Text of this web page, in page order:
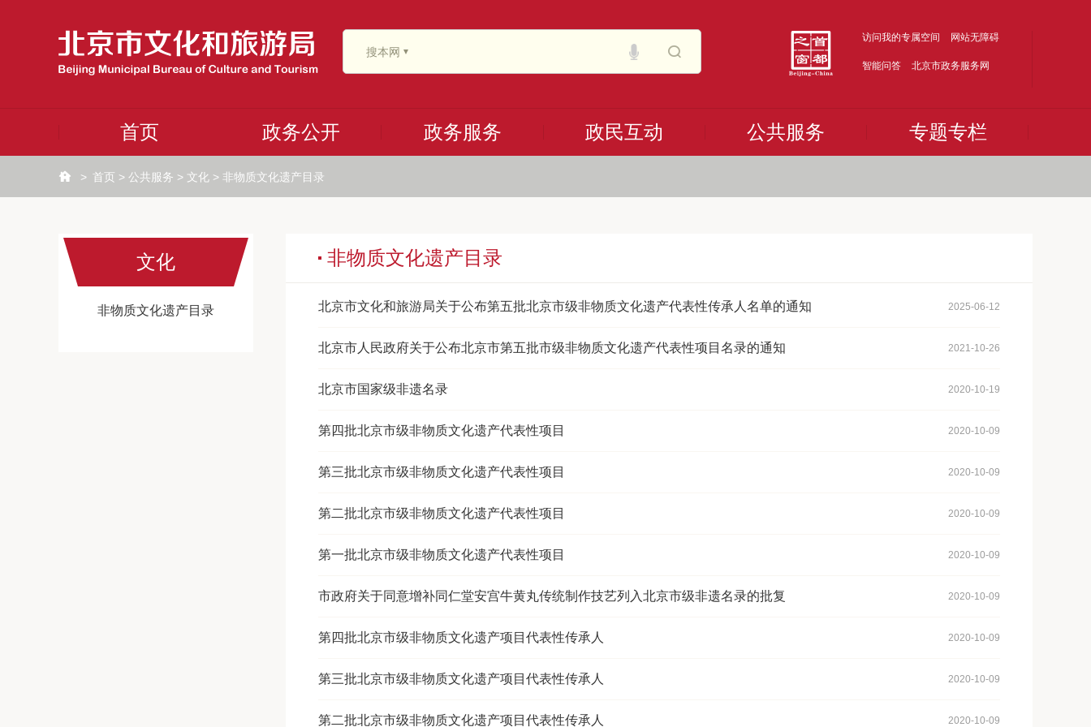
访问我的专属空间 网站无障碍
智能问答 北京市政务服务网
搜本网
首页 政务公开 政务服务 政民互动 公共服务 专题专栏
> 首页 > 公共服务 > 文化 > 非物质文化遗产目录
文化
非物质文化遗产目录
非物质文化遗产目录
2025-06-12
北京市文化和旅游局关于公布第五批北京市级非物质文化遗产代表性传承人名单的通知
2021-10-26
北京市人民政府关于公布北京市第五批市级非物质文化遗产代表性项目名录的通知
2020-10-19
北京市国家级非遗名录
2020-10-09
第四批北京市级非物质文化遗产代表性项目
2020-10-09
第三批北京市级非物质文化遗产代表性项目
2020-10-09
第二批北京市级非物质文化遗产代表性项目
2020-10-09
第一批北京市级非物质文化遗产代表性项目
2020-10-09
市政府关于同意增补同仁堂安宫牛黄丸传统制作技艺列入北京市级非遗名录的批复
2020-10-09
第四批北京市级非物质文化遗产项目代表性传承人
2020-10-09
第三批北京市级非物质文化遗产项目代表性传承人
2020-10-09
第二批北京市级非物质文化遗产项目代表性传承人